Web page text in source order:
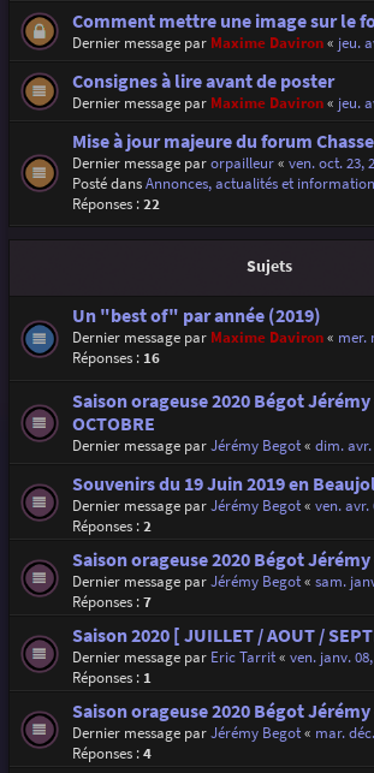
Comment mettre une image sur le
Dernier message par Maxime Daviron« jeu.
Consignes à lire avant de poster
Dernier message par Maxime Daviron« jeu.
Mise à jour majeure du forum
Dernier message parorpailleur« ven. oct. 23,
Posté dansAnnonces, actualités et
Réponses :22
Sujets
Un "best of" par année (2019)
Dernier message par Maxime Daviron« mer.
Réponses : 16
Saison orageuse 2020 Bégot Jérémy
OCTOBRE
Dernier message parJérémy Begot« dim. avr.
Souvenirs du 19 Juin 2019 en
Dernier message parJérémy Begot« ven. avr.
Réponses :2
Saison orageuse 2020 Bégot Jérémy
Dernier message parJérémy Begot« sam.
Réponses :7
Saison 2020 [ JUILLET / AOUT /
Dernier message par Eric Tarrit« ven. janv.
Réponses : 1
Saison orageuse 2020 Bégot
Dernier message parJérémy Begot« mar.
Réponses :4